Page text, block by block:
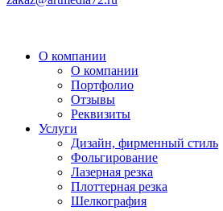
О компании
О компании
Портфолио
Отзывы
Реквизиты
Услуги
Дизайн, фирменный стиль
Фольгирование
Лазерная резка
Плоттерная резка
Шелкография